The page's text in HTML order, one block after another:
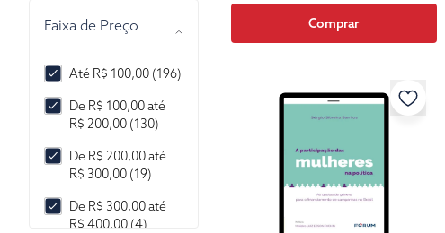
2010 (9)
2007 (1)
Faixa de Preço
Até R$ 100,00 (196)
De R$ 100,00 até
R$ 200,00 (130)
De R$ 200,00 até
R$ 300,00 (19)
De R$ 300,00 até
R$ 400,00 (4)
Comprar